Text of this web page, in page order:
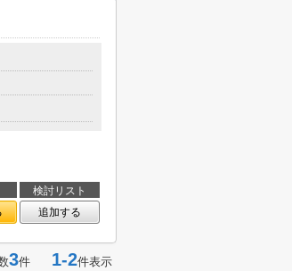
検討リスト
追加する
3件 1-2件表示